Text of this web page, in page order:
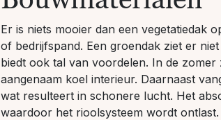
Er is niets mooier dan een vegetatiedak
of bedrijfspand. Een groendak ziet er
biedt ook tal van voordelen. In de
aangenaam koel interieur. Daarnaast
wat resulteert in schonere lucht. Het
waardoor het rioolsysteem wordt